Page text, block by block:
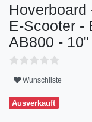
E-Scooter -
AB800 -
Wunschliste
Ausverkauft